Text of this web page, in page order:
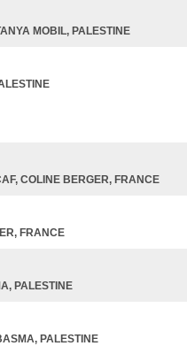
MOBIL, PALESTINE
COLINE BERGER, FRANCE
FRANCE
PALESTINE
PALESTINE